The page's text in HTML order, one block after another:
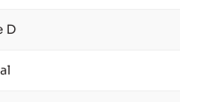
D